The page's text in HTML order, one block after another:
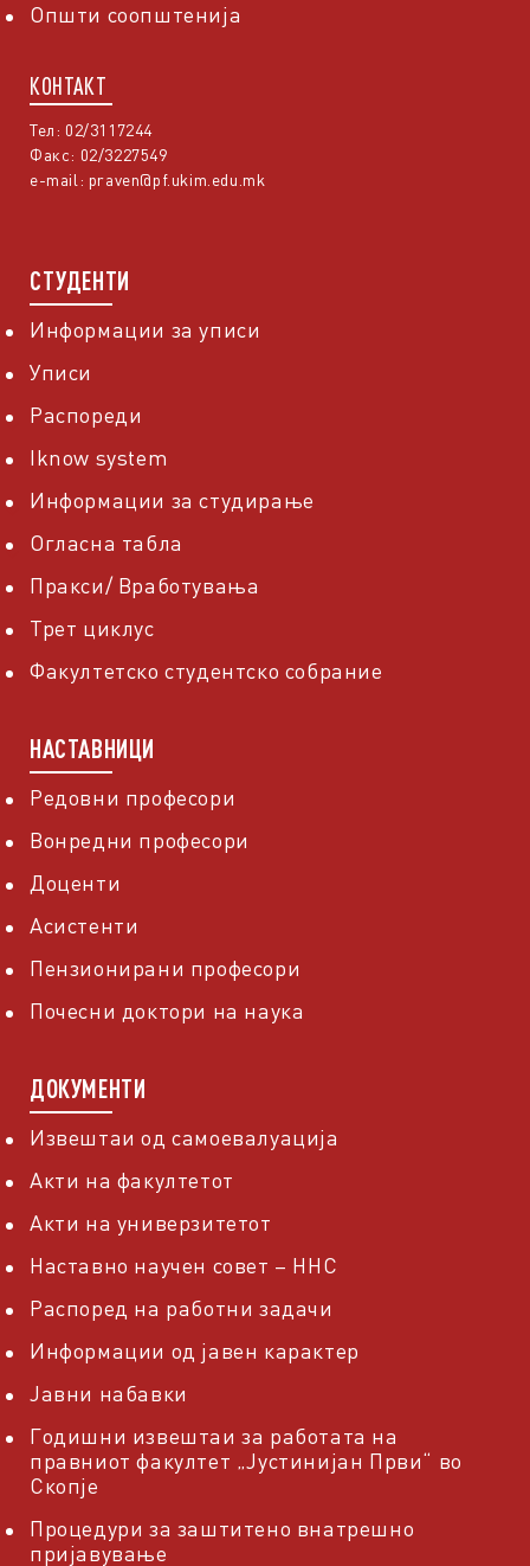
Општи соопштенија
КОНТАКТ
Тел: 02/3117244
Факс: 02/3227549
e-mail: praven@pf.ukim.edu.mk
СТУДЕНТИ
Информации за уписи
Уписи
Распореди
Iknow system
Информации за студирање
Огласна табла
Пракси/ Вработувања
Трет циклус
Факултетско студентско собрание
НАСТАВНИЦИ
Редовни професори
Вонредни професори
Доценти
Асистенти
Пензионирани професори
Почесни доктори на наука
ДОКУМЕНТИ
Извештаи од самоевалуација
Акти на факултетот
Акти на универзитетот
Наставно научен совет – ННС
Распоред на работни задачи
Информации од јавен карактер
Јавни набавки
Годишни извештаи за работата на
правниот факултет „Јустинијан Први“ во
Скопје
Процедури за заштитено внатрешно
пријавување